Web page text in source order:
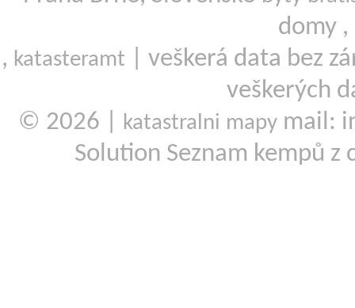
domy ,
, katasteramt
| veškerá data bez
veškerých
© 2026 |
katastralni mapy mail:
Solution Seznam kempů z